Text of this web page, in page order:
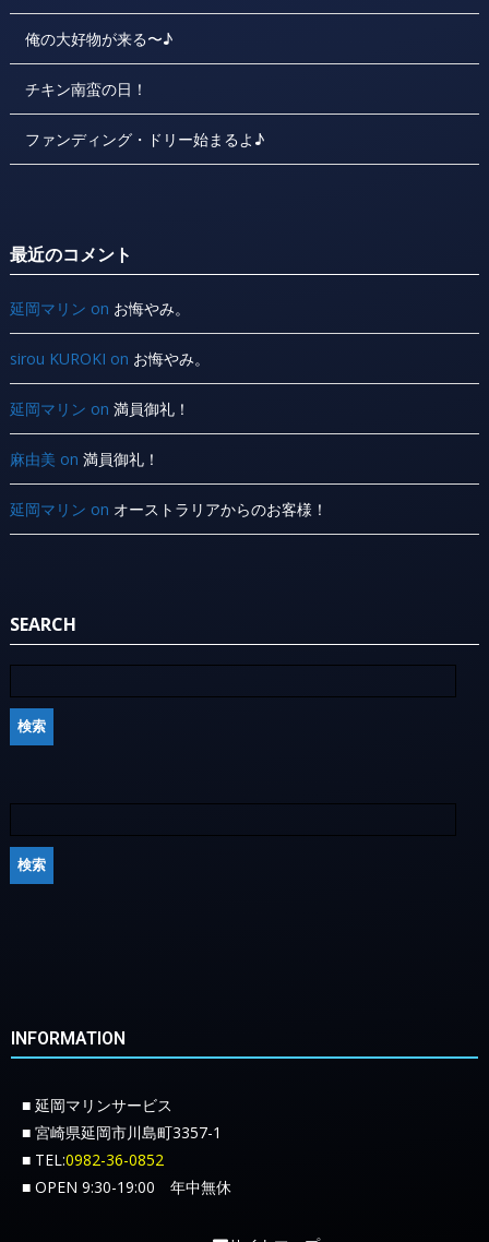
俺の大好物が来る〜♪
チキン南蛮の日！
ファンディング・ドリー始まるよ♪
最近のコメント
延岡マリン on お悔やみ。
sirou KUROKI on お悔やみ。
延岡マリン on 満員御礼！
麻由美 on 満員御礼！
延岡マリン on オーストラリアからのお客様！
SEARCH
INFORMATION
■ 延岡マリンサービス
■ 宮崎県延岡市川島町3357-1
■ TEL:0982-36-0852
■ OPEN 9:30-19:00 年中無休